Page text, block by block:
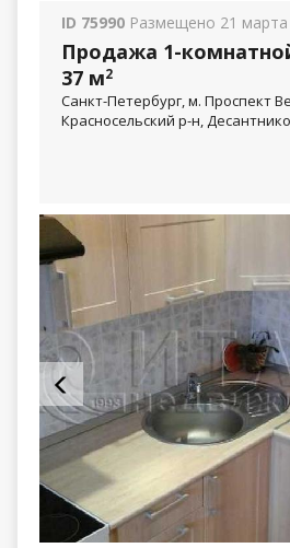
ID 75990 Размещено 21 марта
Продажа 1-
37 м2
Санкт-Петербург, м. Проспект
Красносельский р-н,